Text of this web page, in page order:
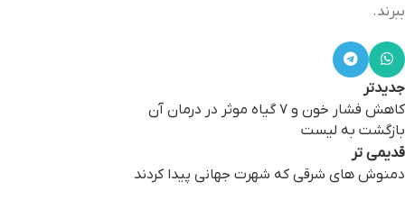
ببرند.
جدیدتر
کاهش فشار خون و 7 گیاه موثر در درمان آن
بازگشت به لیست
قدیمی تر
دمنوش های شرقی که شهرت جهانی پیدا کردند